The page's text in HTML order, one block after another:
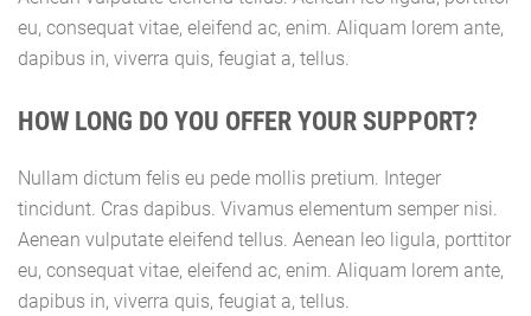
eu, consequat vitae, eleifend ac, enim. Aliquam lorem ante,
dapibus in, viverra quis, feugiat a, tellus.
HOW LONG DO YOU OFFER YOUR SUPPORT?
Nullam dictum felis eu pede mollis pretium. Integer
tincidunt. Cras dapibus. Vivamus elementum semper nisi.
Aenean vulputate eleifend tellus. Aenean leo ligula, porttitor
eu, consequat vitae, eleifend ac, enim. Aliquam lorem ante,
dapibus in, viverra quis, feugiat a, tellus.